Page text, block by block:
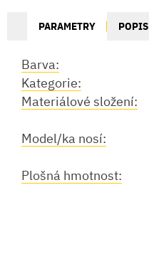
PARAMETRY POPIS
Barva:
Kategorie:
Materiálové složení:
Model/ka nosí:
Plošná hmotnost: